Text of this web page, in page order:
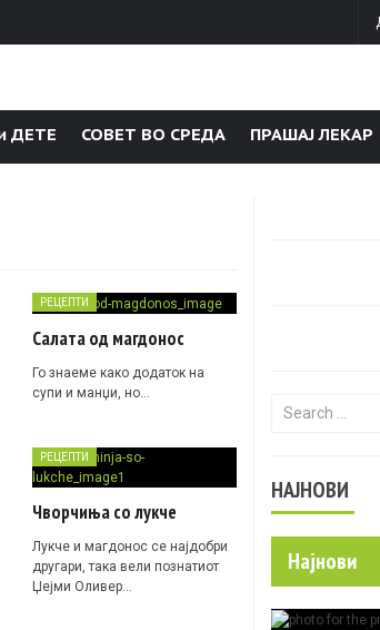
ДЕТЕ СОВЕТ ВО СРЕДА ПРАШАЈ ЛЕКАР
РЕЦЕПТИ
Салата од магдонос
Го знаеме како додаток на
супи и манџи, но…
РЕЦЕПТИ
Чворчиња со лукче
Лукче и магдонос се најдобри
другари, така вели познатиот
Џејми Оливер…
Search for:
НАЈНОВИ
Најнови